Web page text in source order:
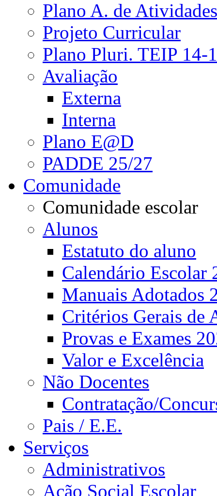
Plano A. de Atividades
Projeto Curricular
Plano Pluri. TEIP 14-
Avaliação
Externa
Interna
Plano E@D
PADDE 25/27
Comunidade
Comunidade escolar
Alunos
Estatuto do aluno
Calendário Escolar
Manuais Adotados
Critérios Gerais de
Provas e Exames
Valor e Excelência
Não Docentes
Contratação/
Pais / E.E.
Serviços
Administrativos
Ação Social Escolar